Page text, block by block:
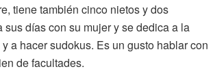
tiene también cinco nietos y dos
días con su mujer y se dedica a la
a hacer sudokus. Es un gusto hablar con
de facultades.